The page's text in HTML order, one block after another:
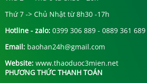
Thứ 7 -> Chủ Nhật từ 8h30 -17h
Hotline - zalo: 0399 306 889 - 0889 361 689
Email: baohan24h@gmail.com
Website: www.thaoduoc3mien.net
PHƯƠNG THỨC THANH TOÁN